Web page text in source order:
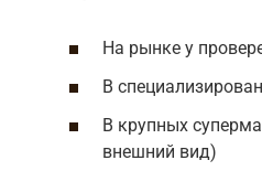
На рынке у
В
В крупных
внешний вид)